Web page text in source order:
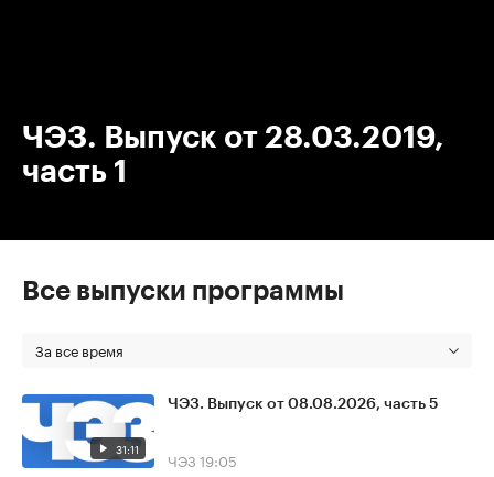
ЧЭЗ. Выпуск от 28.03.2019,
часть 1
Все выпуски программы
За все время
31:11
ЧЭЗ. Выпуск от 08.08.2026, часть 5
ЧЭЗ 19:05